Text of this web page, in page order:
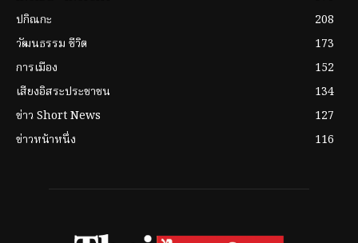
ปกิณกะ
208
วัฒนธรรม ชีวิต
173
การเมือง
152
เสียงอิสระประชาชน
134
ข่าว Short News
127
ข่าวหน้าหนึ่ง
116